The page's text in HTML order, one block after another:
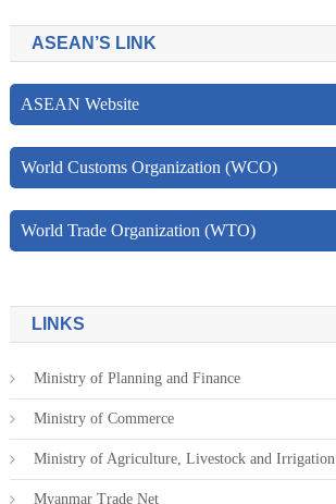
ASEAN’S LINK
ASEAN Website
World Customs Organization (WCO)
World Trade Organization (WTO)
LINKS
Ministry of Planning and Finance
Ministry of Commerce
Ministry of Agriculture, Livestock and Irrigation
Myanmar Trade Net